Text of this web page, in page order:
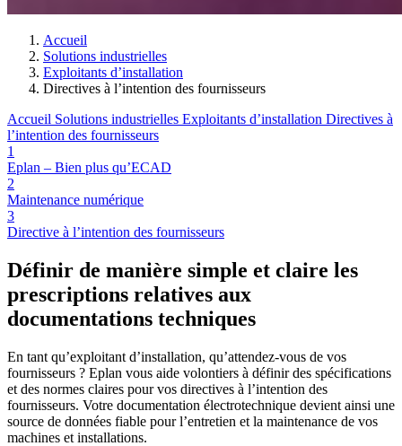
Accueil
Solutions industrielles
Exploitants d’installation
Directives à l’intention des fournisseurs
Accueil Solutions industrielles Exploitants d’installation Directives à
l’intention des fournisseurs
1
Eplan – Bien plus qu’ECAD
2
Maintenance numérique
3
Directive à l’intention des fournisseurs
Définir de manière simple et claire les
prescriptions relatives aux
documentations techniques
En tant qu’exploitant d’installation, qu’attendez-vous de vos
fournisseurs ? Eplan vous aide volontiers à définir des spécifications
et des normes claires pour vos directives à l’intention des
fournisseurs. Votre documentation électrotechnique devient ainsi une
source de données fiable pour l’entretien et la maintenance de vos
machines et installations.